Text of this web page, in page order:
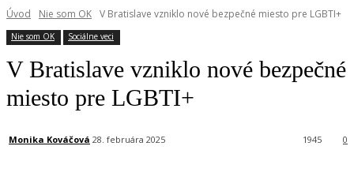
Úvod Nie som OK V Bratislave vzniklo nové bezpečné miesto pre LGBTI+
Nie som OK Sociálne veci
V Bratislave vzniklo nové bezpečné
miesto pre LGBTI+
Monika Kováčová 28. februára 2025 0
1945